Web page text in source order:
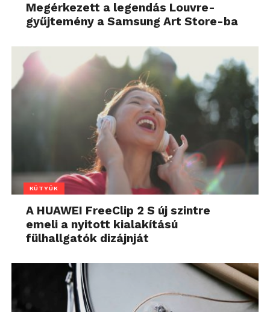
Megérkezett a legendás Louvre-
gyűjtemény a Samsung Art Store-ba
KÜTYÜK
A HUAWEI FreeClip 2 S új szintre
emeli a nyitott kialakítású
fülhallgatók dizájnját